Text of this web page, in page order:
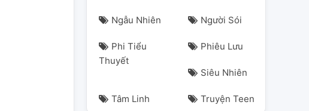
Ngẫu Nhiên Người Sói
Phi Tiểu
Thuyết
Phiêu Lưu
Siêu Nhiên
Tâm Linh Truyện Teen